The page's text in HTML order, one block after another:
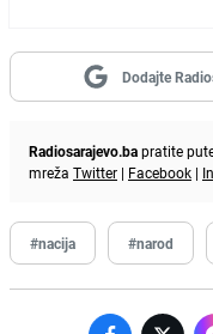
Dodajte
Radiosarajevo.bapratite
mreža Twitter | Facebook |
#nacija #narod